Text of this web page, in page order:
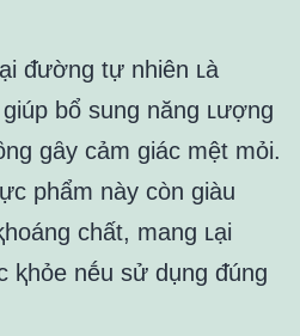
ᵭường tự nhiên ʟà
bổ sung năng ʟượng
gȃy cảm giác mệt mỏi.
phẩm này còn giàu
chất, mang ʟại
ⱪhỏe nḗu sử dụng ᵭúng